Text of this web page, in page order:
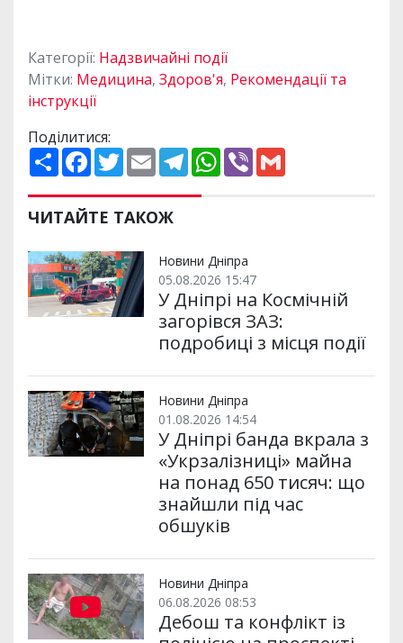
Категорії: Надзвичайні події
Мітки: Медицина, Здоров'я, Рекомендації та
інструкції
Поділитися:
П
о
и
р
и
и
F
a
e
b
o
k
T
w
t
t
e
E
m
i
l
T
e
e
m
W
h
p
V
ЧИТАЙТЕ ТАКОЖ
Новини Дніпра
05.08.2026 15:47
У Дніпрі на Космічній
загорівся ЗАЗ:
подробиці з місця події
Новини Дніпра
01.08.2026 14:54
У Дніпрі банда вкрала з
«Укрзалізниці» майна
на понад 650 тисяч: що
знайшли під час
обшуків
Новини Дніпра
06.08.2026 08:53
Дебош та конфлікт із